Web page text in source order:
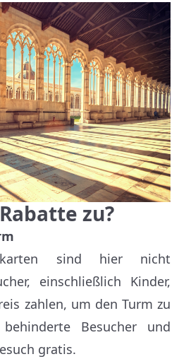
zu?
sind hier nicht
einschließlich Kinder,
zahlen, um den Turm zu
Besucher und
gratis.